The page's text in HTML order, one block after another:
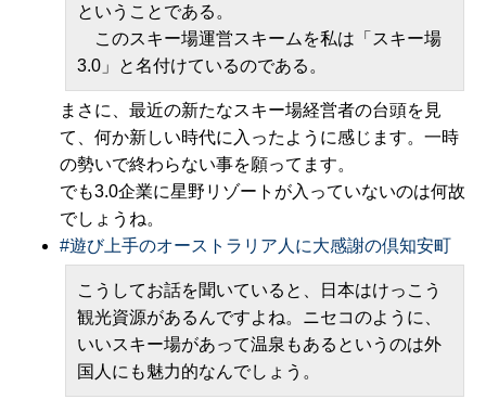
ということである。
このスキー場運営スキームを私は「スキー場
3.0」と名付けているのである。
まさに、最近の新たなスキー場経営者の台頭を見
て、何か新しい時代に入ったように感じます。一時
の勢いで終わらない事を願ってます。
でも3.0企業に星野リゾートが入っていないのは何故
でしょうね。
#遊び上手のオーストラリア人に大感謝の倶知安町
こうしてお話を聞いていると、日本はけっこう
観光資源があるんですよね。ニセコのように、
いいスキー場があって温泉もあるというのは外
国人にも魅力的なんでしょう。